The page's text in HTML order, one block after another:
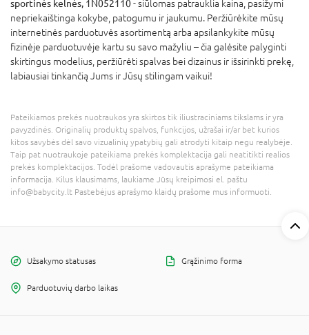
sportinės kelnės, 1N052110- siūlomas patrauklia kaina, pasižymi
nepriekaištinga kokybe, patogumu ir jaukumu. Peržiūrėkite mūsų
internetinės parduotuvės asortimentą arba apsilankykite mūsų
fizinėje parduotuvėje kartu su savo mažyliu – čia galėsite palyginti
skirtingus modelius, peržiūrėti spalvas bei dizainus ir išsirinkti prekę,
labiausiai tinkančią Jums ir Jūsų stilingam vaikui!
Pateikiamos prekės nuotraukos yra skirtos tik iliustraciniams tikslams ir yra
pavyzdinės. Originalių produktų spalvos, funkcijos, užrašai ir/ar bet kurios
kitos savybės dėl savo vizualinių ypatybių gali atrodyti kitaip negu realybėje.
Taip pat nuotraukoje pateikiama prekės komplektacija gali neatitikti realios
prekės komplektacijos. Todėl prašome vadovautis aprašyme pateikiama
informacija. Kilus klausimams, laukiame Jūsų kreipimosi el. paštu
info@babycity.lt Pastebėjus aprašymo klaidų prašome mus informuoti.
Užsakymo statusas Grąžinimo forma
Parduotuvių darbo laikas